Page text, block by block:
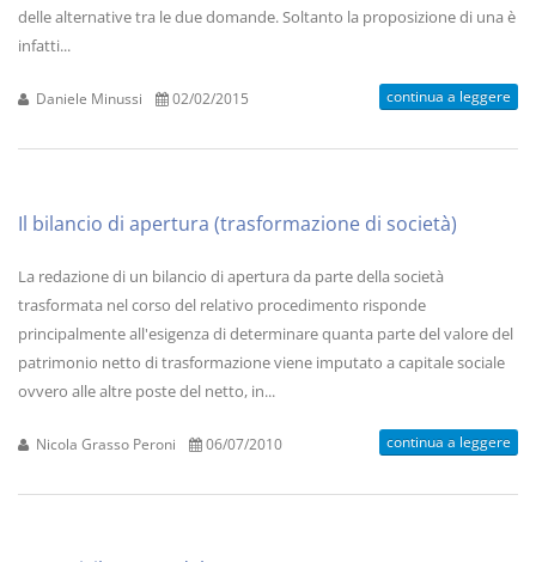
delle alternative tra le due domande. Soltanto la proposizione di una è
infatti...
Daniele Minussi 02/02/2015 continua a leggere
Il bilancio di apertura (trasformazione di società)
La redazione di un bilancio di apertura da parte della società
trasformata nel corso del relativo procedimento risponde
principalmente all'esigenza di determinare quanta parte del valore del
patrimonio netto di trasformazione viene imputato a capitale sociale
ovvero alle altre poste del netto, in...
Nicola Grasso Peroni 06/07/2010 continua a leggere